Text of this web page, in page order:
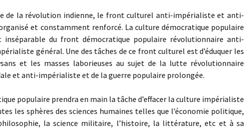
de la révolution indienne, le front culturel anti-impérialiste et anti-
et constamment renforcé. La culture démocratique populaire
inséparable du front démocratique populaire révolutionnaire anti-
général. Une des tâches de ce front culturel est d’éduquer les
et les masses laborieuses au sujet de la lutte révolutionnaire
et anti-impérialiste et de la guerre populaire prolongée.
populaire prendra en main la tâche d’effacer la culture impérialiste
les sphères des sciences humaines telles que l’économie politique,
la science militaire, l’histoire, la littérature, etc et à sa